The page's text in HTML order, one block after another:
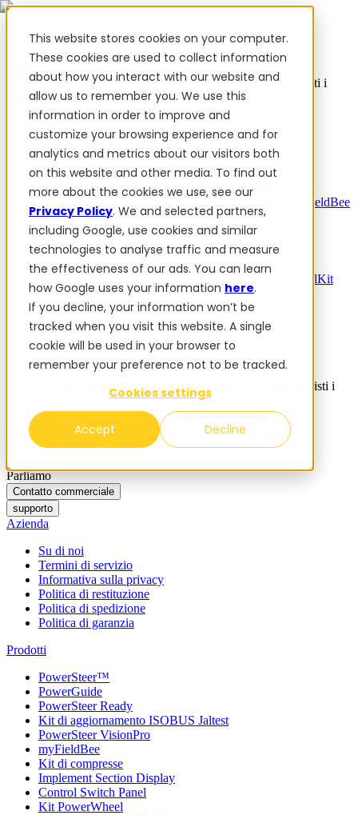
This website stores cookies on your computer.
These cookies are used to collect information
about how you interact with our website and
allow us to remember you. We use this
information in order to improve and
customize your browsing experience and for
analytics and metrics about our visitors both
on this website and other media. To find out
more about the cookies we use, see our
Privacy Policy. We and selected partners,
including Google, use cookies and similar
technologies to analyse traffic and measure
the effectiveness of our ads. You can learn
how Google uses your information here.
If you decline, your information won’t be
tracked when you visit this website. A single
cookie will be used in your browser to
remember your preference not to be tracked.
Cookies settings
Accept Decline
✨ Abbiamo più di 50 dipendenti ucraini. Quando acquisti i
prodotti FieldBee, supporti l'Ucraina.
Prodotti
PowerSteer™PowerSteer ReadyPowerGuide
PowerSteer VisionPro myFieldBee
Componenti aggiuntivi
App di navigazioneStazione base RTKTablet
Control Switch PanelKit
PowerWheel1 anno di Garanzia Premium
Software
Per i rivenditori
Contatti
✨ Abbiamo più di 50 dipendenti ucraini. Quando acquisti i
prodotti FieldBee, supporti l'Ucraina.
Contattaci
Parliamo
Contatto commerciale
supporto
Azienda
Su di noi
Termini di servizio
Informativa sulla privacy
Politica di restituzione
Politica di spedizione
Politica di garanzia
Prodotti
PowerSteer™
PowerGuide
PowerSteer Ready
Kit di aggiornamento ISOBUS Jaltest
PowerSteer VisionPro
myFieldBee
Kit di compresse
Implement Section Display
Control Switch Panel
Kit PowerWheel